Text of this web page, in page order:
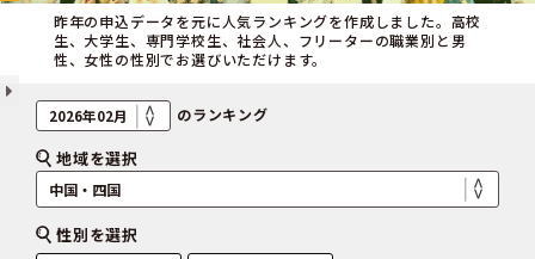
昨年の申込データを元に人気ランキングを作成しました。高校
生、大学生、専門学校生、社会人、フリーターの職業別と男
性、女性の性別でお選びいただけます。
のランキング
地域を選択
性別を選択